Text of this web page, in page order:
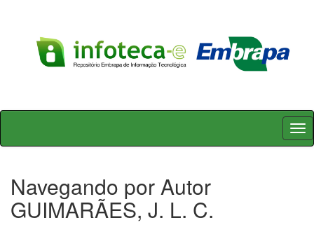
Skip
Navegando por Autor
GUIMARÃES, J. L. C.